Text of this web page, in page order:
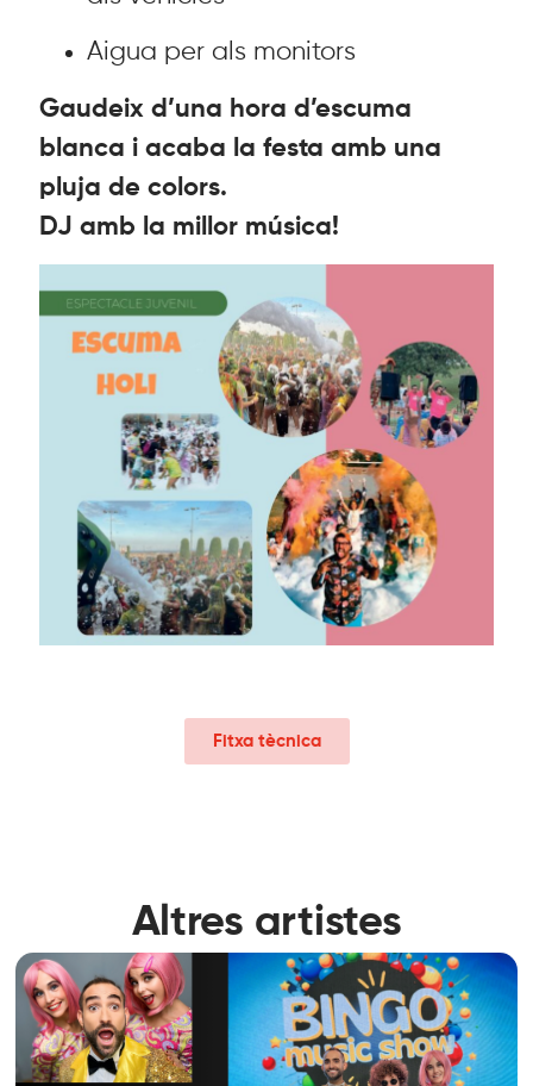
Aigua per als monitors
Gaudeix d’una hora d’escuma
blanca i acaba la festa amb una
pluja de colors.
DJ amb la millor música!
Fitxa tècnica
Altres artistes